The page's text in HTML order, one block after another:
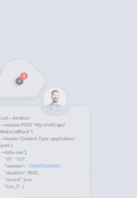
API Платформа
Надёжная омниканальная
с помощью наборов API,
под любой бизнес и удобных для